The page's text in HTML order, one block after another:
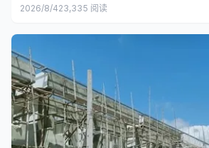
2026/8/423,335 阅读